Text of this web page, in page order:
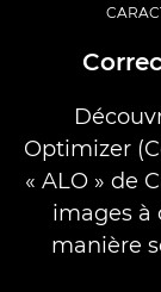
Optimizer
« ALO » de
images à
manière